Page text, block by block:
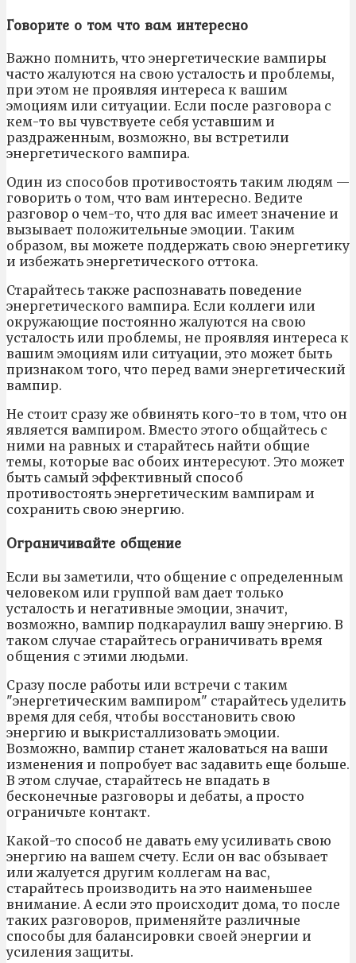
Говорите о том что вам интересно
Важно помнить, что энергетические вампиры
часто жалуются на свою усталость и проблемы,
при этом не проявляя интереса к вашим
эмоциям или ситуации. Если после разговора с
кем-то вы чувствуете себя уставшим и
раздраженным, возможно, вы встретили
энергетического вампира.
Один из способов противостоять таким людям —
говорить о том, что вам интересно. Ведите
разговор о чем-то, что для вас имеет значение и
вызывает положительные эмоции. Таким
образом, вы можете поддержать свою энергетику
и избежать энергетического оттока.
Старайтесь также распознавать поведение
энергетического вампира. Если коллеги или
окружающие постоянно жалуются на свою
усталость или проблемы, не проявляя интереса к
вашим эмоциям или ситуации, это может быть
признаком того, что перед вами энергетический
вампир.
Не стоит сразу же обвинять кого-то в том, что он
является вампиром. Вместо этого общайтесь с
ними на равных и старайтесь найти общие
темы, которые вас обоих интересуют. Это может
быть самый эффективный способ
противостоять энергетическим вампирам и
сохранить свою энергию.
Ограничивайте общение
Если вы заметили, что общение с определенным
человеком или группой вам дает только
усталость и негативные эмоции, значит,
возможно, вампир подкараулил вашу энергию. В
таком случае старайтесь ограничивать время
общения с этими людьми.
Сразу после работы или встречи с таким
"энергетическим вампиром" старайтесь уделить
время для себя, чтобы восстановить свою
энергию и выкристаллизовать эмоции.
Возможно, вампир станет жаловаться на ваши
изменения и попробует вас задавить еще больше.
В этом случае, старайтесь не впадать в
бесконечные разговоры и дебаты, а просто
ограничьте контакт.
Какой-то способ не давать ему усиливать свою
энергию на вашем счету. Если он вас обзывает
или жалуется другим коллегам на вас,
старайтесь производить на это наименьшее
внимание. А если это происходит дома, то после
таких разговоров, применяйте различные
способы для балансировки своей энергии и
усиления защиты.